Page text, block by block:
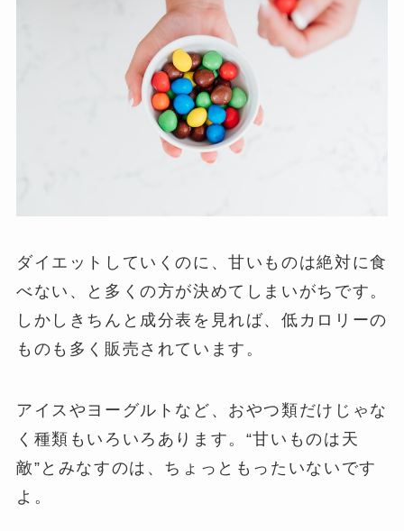
ダイエットしていくのに、甘いものは絶対に食
べない、と多くの方が決めてしまいがちです。
しかしきちんと成分表を見れば、低カロリーの
ものも多く販売されています。
アイスやヨーグルトなど、おやつ類だけじゃな
く種類もいろいろあります。“甘いものは天
敵”とみなすのは、ちょっともったいないです
よ。